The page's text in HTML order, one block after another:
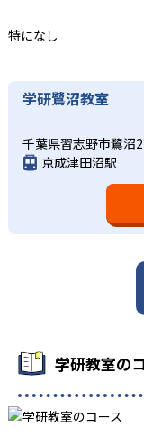
している。
週2回の教室
学研教室では、
習）の相乗効果を
回の教室学習にお
ら学習指導と学習
に自宅学習用の教
を図っている。進
語の基礎力を上げ
学研教室では、小
50分程度と設定し
して学習できる
れていることに由
ても学習の効果は
時間学習よりくり
め、長時間の勉強
学研教室が持つ
ウを結集して制作
教材は、学習指導
の勉強がよくわか
ずつステップアッ
固めから先取り学
も対応。中学校英
学研教室の先生は
きる力を」という
ており、生徒それ
を見つけて褒める
導により生徒の「
特になし
学研鷺沼教室
千葉県習志野市鷺沼
京成津田沼駅
学研教室の